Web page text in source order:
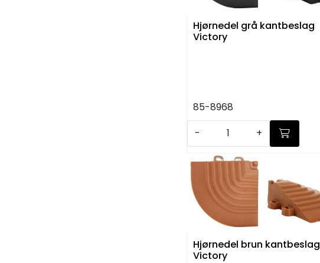
Hjørnedel grå kantbeslag
Victory
85-8968
-
+
Hjørnedel brun kantbeslag
Victory